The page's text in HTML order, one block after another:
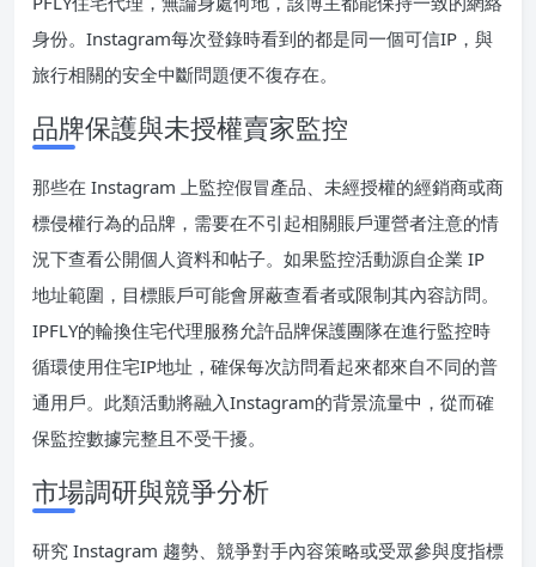
身份。Instagram每次登錄時看到的都是同一個可信IP，與
旅行相關的安全中斷問題便不復存在。
品牌保護與未授權賣家監控
那些在 Instagram 上監控假冒產品、未經授權的經銷商或商
標侵權行為的品牌，需要在不引起相關賬戶運營者注意的情
況下查看公開個人資料和帖子。如果監控活動源自企業 IP
地址範圍，目標賬戶可能會屏蔽查看者或限制其內容訪問。
IPFLY的輪換住宅代理服務允許品牌保護團隊在進行監控時
循環使用住宅IP地址，確保每次訪問看起來都來自不同的普
通用戶。此類活動將融入Instagram的背景流量中，從而確
保監控數據完整且不受干擾。
市場調研與競爭分析
研究 Instagram 趨勢、競爭對手內容策略或受眾參與度指標